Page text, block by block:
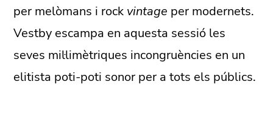
per melòmans i rock vintage per modernets.
Vestby escampa en aquesta sessió les
seves mil·limètriques incongruències en un
elitista poti-poti sonor per a tots els públics.